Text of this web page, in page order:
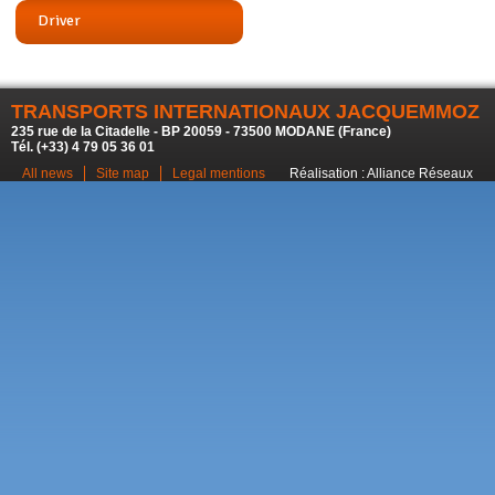
Driver
TRANSPORTS INTERNATIONAUX JACQUEMMOZ
235 rue de la Citadelle - BP 20059 - 73500 MODANE (France)
Tél. (+33) 4 79 05 36 01
All news
Site map Legal mentions Réalisation :Alliance Réseaux